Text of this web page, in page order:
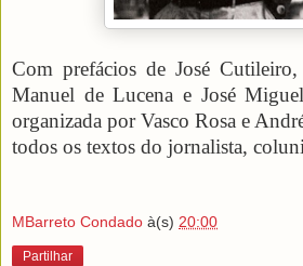
Com prefácios de José
Manuel de Lucena e José
organizada por Vasco Rosa e
todos os textos do jornalista,
MBarreto Condado à(s) 20:00
Partilhar